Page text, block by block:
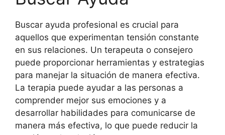
Buscar ayuda profesional es crucial para
aquellos que experimentan tensión constante
en sus relaciones. Un terapeuta o consejero
puede proporcionar herramientas y estrategias
para manejar la situación de manera efectiva.
La terapia puede ayudar a las personas a
comprender mejor sus emociones y a
desarrollar habilidades para comunicarse de
manera más efectiva, lo que puede reducir la